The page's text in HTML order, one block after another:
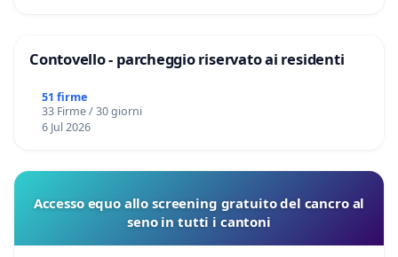
Contovello - parcheggio riservato ai residenti
51 firme
33 Firme / 30 giorni
6 Jul 2026
Accesso equo allo screening gratuito del cancro al
seno in tutti i cantoni